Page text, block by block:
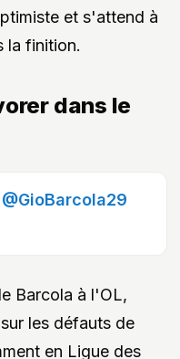
et s'attend à
la finition.
dans le
Barcola à l'OL,
sur les défauts de
en Ligue des